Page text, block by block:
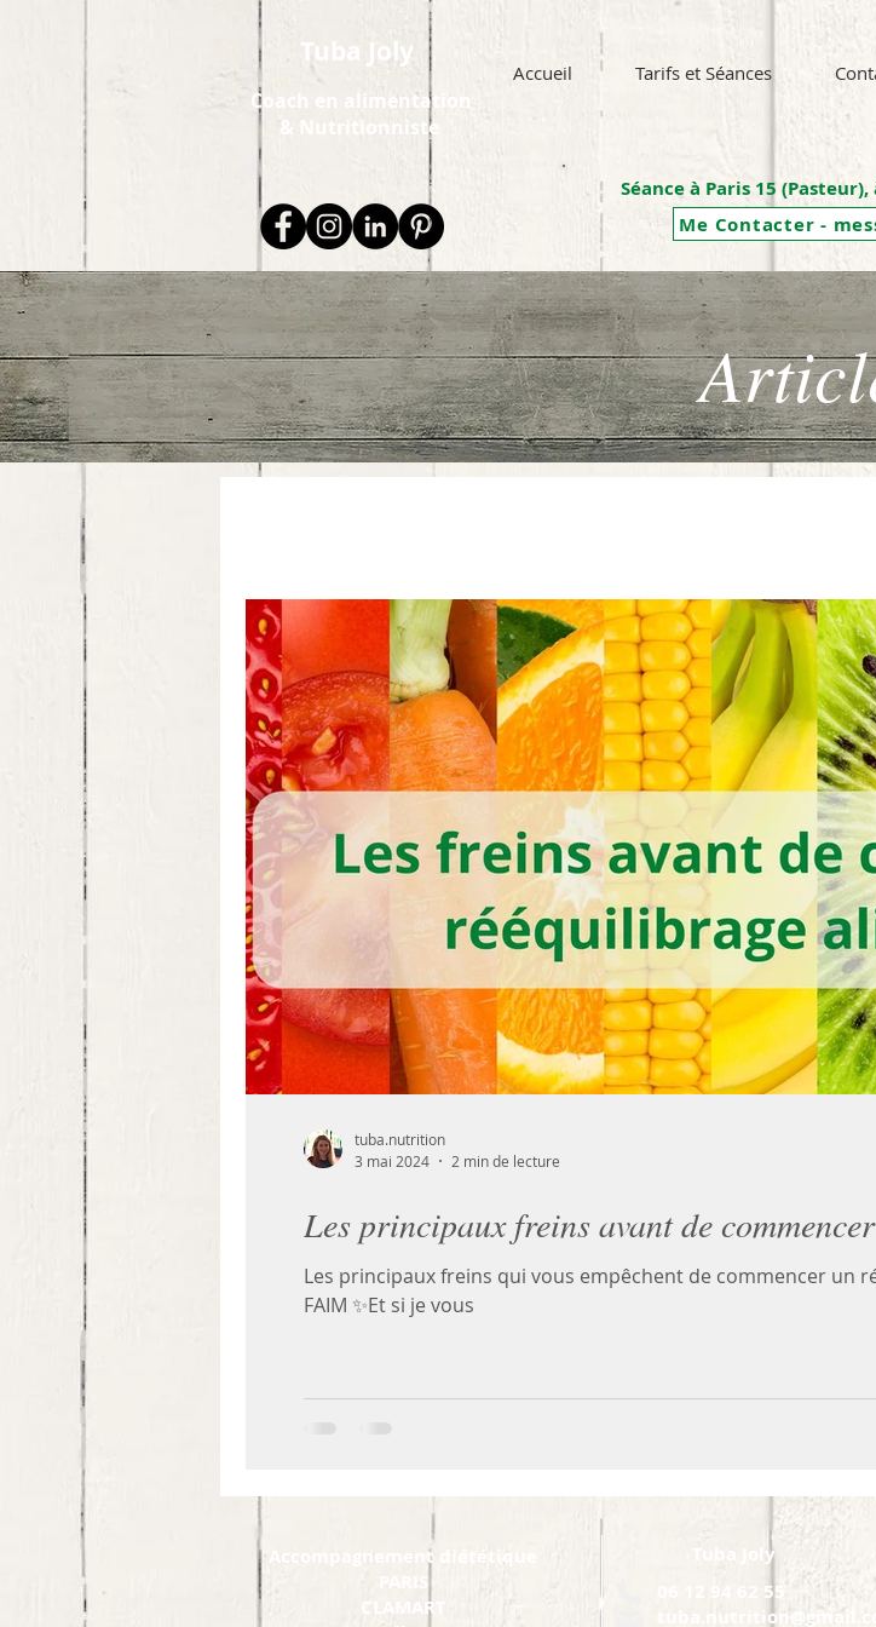
Tuba Joly
Coach en alimentation
& Nutritionniste
Accueil Tarifs et Séances
Séance à Paris 15
Me Contacter -
Les principaux freins avant de
Les principaux freins qui vous empêchent de commencer un
FAIM ✨Et si je vous
tuba.nutrition
3 mai 2024
2 min de lecture
Tuba Joly
Accompagnement diététique
PARIS
CLAMART
06 12 94 62 55